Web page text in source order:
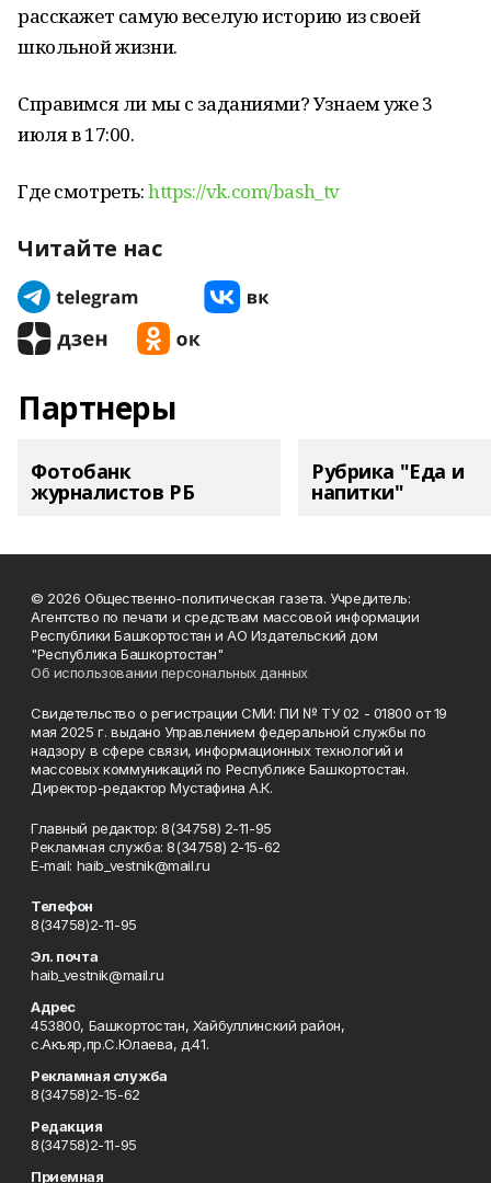
расскажет самую веселую историю из своей
школьной жизни.
Справимся ли мы с заданиями? Узнаем уже 3
июля в 17:00.
Где смотреть:https://vk.com/bash_tv
Читайте нас
Партнеры
Фотобанк
журналистов РБ
Рубрика "Еда и
напитки"
© 2026 Общественно-политическая газета. Учредитель:
Агентство по печати и средствам массовой информации
Республики Башкортостан и АО Издательский дом
"Республика Башкортостан"
Об использовании персональных данных
Свидетельство о регистрации СМИ: ПИ № ТУ 02 - 01800 от 19
мая 2025 г. выдано Управлением федеральной службы по
надзору в сфере связи, информационных технологий и
массовых коммуникаций по Республике Башкортостан.
Директор-редактор Мустафина А.К.
Главный редактор: 8(34758) 2-11-95
Рекламная служба: 8(34758) 2-15-62
Е-mаil: haib_vestnik@mail.ru
Телефон
8(34758)2-11-95
Эл. почта
haib_vestnik@mail.ru
Адрес
453800, Башкортостан, Хайбуллинский район,
с.Акъяр,пр.С.Юлаева, д.41.
Рекламная служба
8(34758)2-15-62
Редакция
8(34758)2-11-95
Приемная